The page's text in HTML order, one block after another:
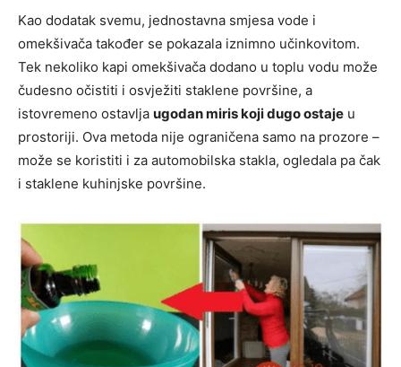
Kao dodatak svemu, jednostavna smjesa vode i
omekšivača također se pokazala iznimno učinkovitom.
Tek nekoliko kapi omekšivača dodano u toplu vodu može
čudesno očistiti i osvježiti staklene površine, a
istovremeno ostavlja ugodan miris koji dugo ostaje u
prostoriji. Ova metoda nije ograničena samo na prozore –
može se koristiti i za automobilska stakla, ogledala pa čak
i staklene kuhinjske površine.